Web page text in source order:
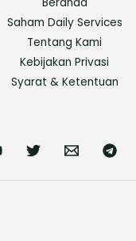
Saham Daily Services
Tentang Kami
Kebijakan Privasi
Syarat & Ketentuan